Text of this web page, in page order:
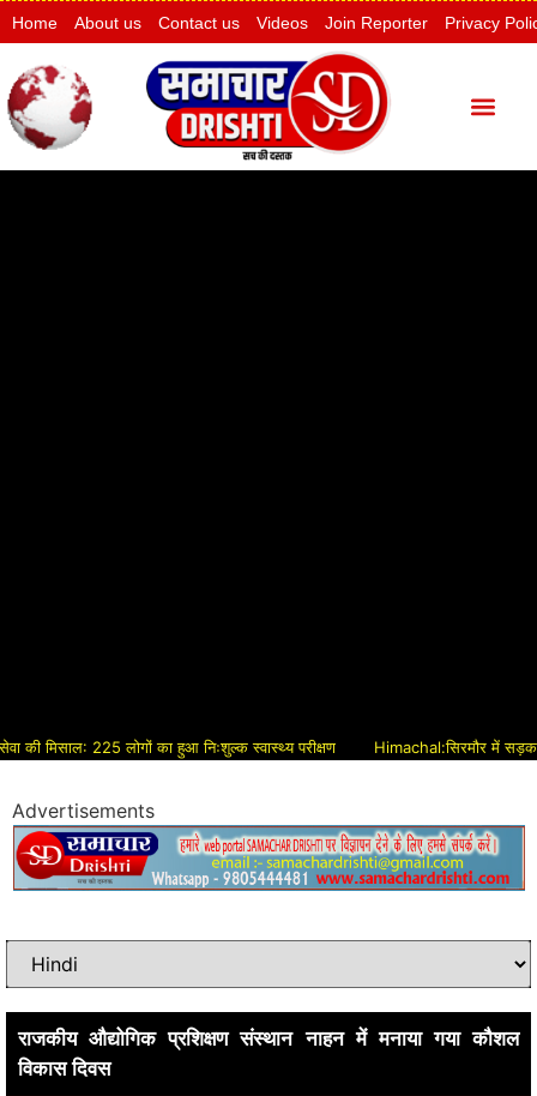
Home About us Contact us Videos Join Reporter Privacy
225 लोगों का हुआ निःशुल्क स्वास्थ्य परीक्षण Himachal:सिरमौर में सड़क विकास
Advertisements
राजकीय औद्योगिक प्रशिक्षण संस्थान नाहन में मनाया गया कौशल
विकास दिवस